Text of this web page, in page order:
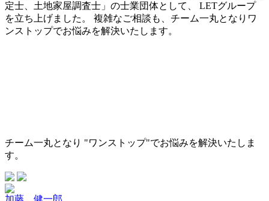
定士、土地家屋調査士」の士業団体として、 LETグループ
を立ち上げました。 複雑なご相談も、チーム一丸となりワ
ンストップでお悩みを解決いたします。
チーム一丸となり "ワンストップ"でお悩みを解決いたしま
す。